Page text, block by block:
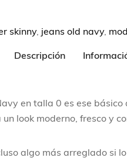
skinny, jeans old navy,
Descripción
en talla 0 es ese
look moderno, fresco y
algo más arreglado si